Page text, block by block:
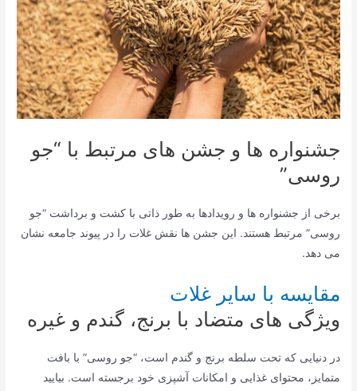
جشنواره ها و جشن های مرتبط با “جو
روسی”
برخی از جشنواره ها و رویدادها به طور ذاتی با کشت و برداشت “جو
روسی” مرتبط هستند. این جشن ها نقش غلات را در پیوند جامعه نشان
می دهد.
مقایسه با سایر غلات
ویژگی های متضاد با برنج، گندم و غیره
در دنیایی که تحت سلطه برنج و گندم است، “جو روسی” با بافت
متمایز، محتوای غذایی و امکانات آشپزی خود برجسته است. بیایید